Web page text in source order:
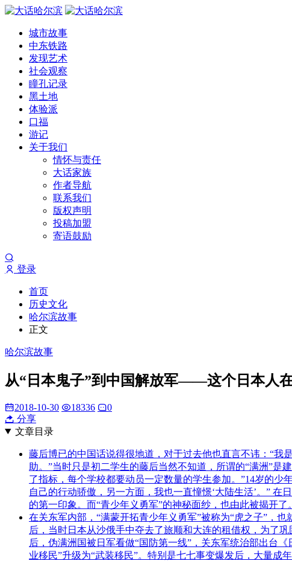
城市故事
中东铁路
发现艺术
社会观察
瞳孔记录
黑土地
体验派
口福
游记
关于我们
情怀与责任
大话家族
作者导航
联系我们
版权声明
投稿加盟
寄语鼓励
登录
首页
历史文化
哈尔滨故事
正文
哈尔滨故事
从“日本鬼子”到中国解放军——这个日本人
2018-10-30 18336
0
分享
文章目录
藤后博已的中国话说得很地道，对于过去他也直言不讳：“我
助。”当时只是初二学生的藤后当然不知道，所谓的“满洲”是
了指标，每个学校都要动员一定数量的学生参加。”14岁的少
自己的行动骄傲，另一方面，我也一直憧憬‘大陆生活’。”
的第一印象。而“青少年义勇军”的神秘面纱，也由此被揭开了。
在关东军内部，“满蒙开拓青少年义勇军”被称为“虎之子”，
后，当时日本从沙俄手中夺去了旅顺和大连的租借权，为了
后，伪满洲国被日军看做“国防第一线”，关东军统治部出台
业移民”升级为“武装移民”。特别是七七事变爆发后，大量成